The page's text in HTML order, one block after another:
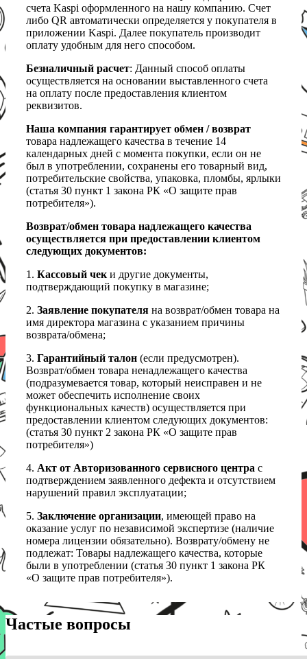
счета Kaspi оформленного на нашу компанию. Счет
либо QR автоматически определяется у покупателя в
приложении Kaspi. Далее покупатель производит
оплату удобным для него способом.
Безналичный расчет: Данный способ оплаты
осуществляется на основании выставленного счета
на оплату после предоставления клиентом
реквизитов.
Наша компания гарантирует обмен / возврат
товара надлежащего качества в течение 14
календарных дней с момента покупки, если он не
был в употреблении, сохранены его товарный вид,
потребительские свойства, упаковка, пломбы, ярлыки
(статья 30 пункт 1 закона РК «О защите прав
потребителя»).
Возврат/обмен товара надлежащего качества
осуществляется при предоставлении клиентом
следующих документов:
1. Кассовый чек и другие документы,
подтверждающий покупку в магазине;
2. Заявление покупателя на возврат/обмен товара на
имя директора магазина с указанием причины
возврата/обмена;
3. Гарантийный талон (если предусмотрен).
Возврат/обмен товара ненадлежащего качества
(подразумевается товар, который неисправен и не
может обеспечить исполнение своих
функциональных качеств) осуществляется при
предоставлении клиентом следующих документов:
(статья 30 пункт 2 закона РК «О защите прав
потребителя»)
4. Акт от Авторизованного сервисного центра с
подтверждением заявленного дефекта и отсутствием
нарушений правил эксплуатации;
5. Заключение организации, имеющей право на
оказание услуг по независимой экспертизе (наличие
номера лицензии обязательно). Возврату/обмену не
подлежат: Товары надлежащего качества, которые
были в употреблении (статья 30 пункт 1 закона РК
«О защите прав потребителя»).
Частые вопросы